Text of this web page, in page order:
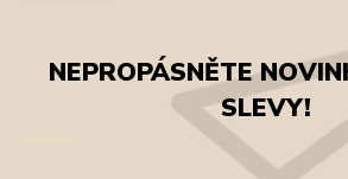
NEPROPÁSNĚTE
SLEVY!